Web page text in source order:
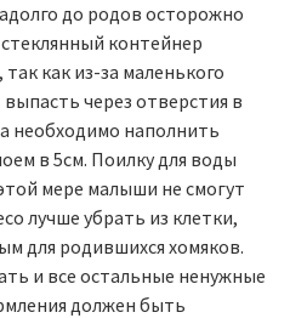
до родов осторожно
контейнер
как из-за маленького
через отверстия в
необходимо наполнить
в 5см. Поилку для воды
мере малыши не смогут
лучше убрать из клетки,
для родившихся хомяков.
и все остальные ненужные
должен быть